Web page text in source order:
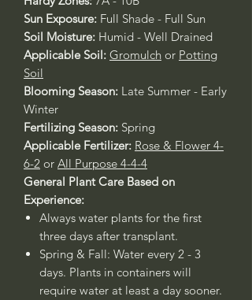
Sun Exposure: Full Shade - Full Sun
Soil Moisture: Humid - Well Drained
Applicable Soil: Gromulch or Potting
Soil
Blooming Season: Late Summer - Early
Winter
Fertilizing Season: Spring
Applicable Fertilizer: Rose & Flower 4-
6-2 or All Purpose 4-4-4
General Plant Care Based on
Experience:
Always water plants for the first
three days after transplant.
Spring & Fall: Water every 2 - 3
days. Plants in containers will
require water at least a day sooner.